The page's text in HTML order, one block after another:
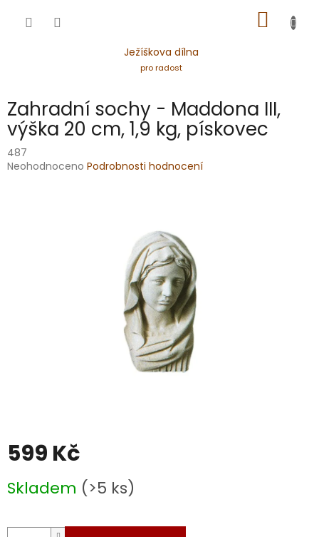
Ježíškova dílna
pro radost
KOŠÍK
Zahradní sochy - Maddona III,
výška 20 cm, 1,9 kg, pískovec
487
Průměrné
Neohodnoceno Podrobnosti hodnocení
599 Kč
cena:
Skladem (>5 ks)